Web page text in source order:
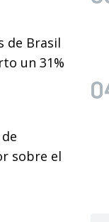
de Brasil
un 31%
sobre el